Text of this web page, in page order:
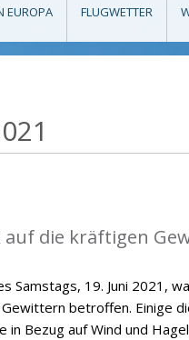
EUROPA FLUGWETTER
auf die kräftigen
Samstags, 19. Juni 2021,
Gewittern betroffen. Einige
in Bezug auf Wind und